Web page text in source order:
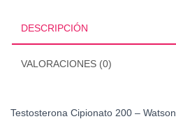
DESCRIPCIÓN
VALORACIONES (0)
Testosterona Cipionato 200 – Watson